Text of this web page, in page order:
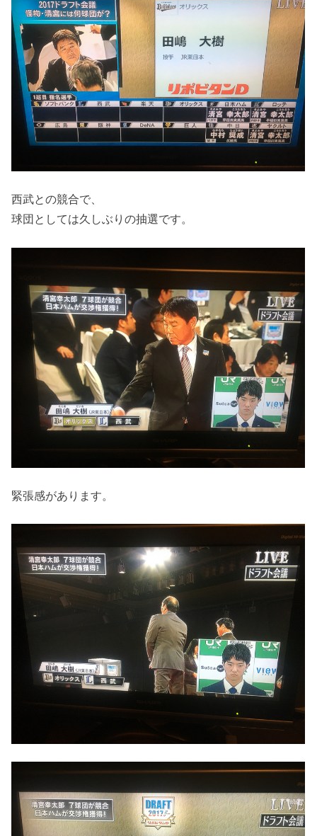
西武との競合で、
球団としては久しぶりの抽選です。
緊張感があります。